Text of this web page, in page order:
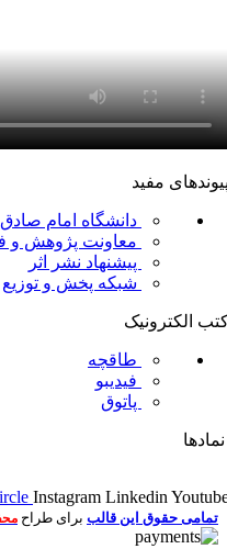
مفید
دانشگاه امام
معاونت پژوهش و
پیشنهاد نشر اثر
شبکه پخش و توزیع
الکترونیک
طاقچه
فیدیبو
پاتوق
Instagram Linkedin
تمامی حقوق این قالب برای طراح